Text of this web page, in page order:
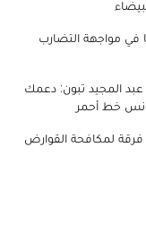
في مواجهة التضارب
عبد المجيد تبون: دعمك
خط أحمر
لمكافحة القوارض